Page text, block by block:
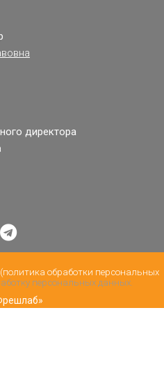
директора
обработки персональных
персональных данных.